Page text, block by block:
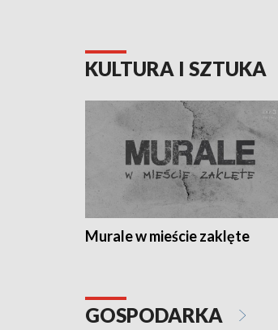
KULTURA I SZTUKA
Murale w mieście zaklęte
GOSPODARKA